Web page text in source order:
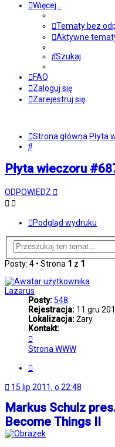
Więcej…
Tematy bez
Aktywne
Szukaj
FAQ
Zaloguj się
Zarejestruj się
Strona główna Płyta
Szukaj
Płyta wieczoru
ODPOWIEDZ
Podgląd wydruku
Posty: 4 • Strona 1 z 1
Lazarus
Posty:548
Rejestracja: 11 gru
Lokalizacja:Żary
Kontakt:
się
z
Strona WWW
15 lip 2011, o 22:48
Markus Schulz
Become Things II